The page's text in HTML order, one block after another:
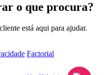
o que procura?
está aqui para ajudar.
Factorial